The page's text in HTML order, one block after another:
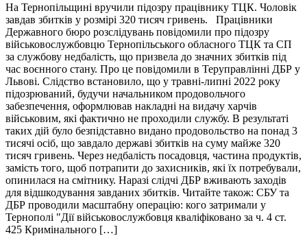
На Тернопільщині вручили підозру працівнику ТЦК. Чоловік
завдав збитків у розмірі 320 тисяч гривень. Працівники
Державного бюро розслідувань повідомили про підозру
військовослужбовцю Тернопільського обласного ТЦК та СП
за службову недбалість, що призвела до значних збитків під
час воєнного стану. Про це повідомили в Теруправлінні ДБР у
Львові. Слідство встановило, що у травні-липні 2022 року
підозрюваний, будучи начальником продовольчого
забезпечення, оформлював накладні на видачу харчів
військовим, які фактично не проходили службу. В результаті
таких дій було безпідставно видано продовольство на понад 3
тисячі осіб, що завдало державі збитків на суму майже 320
тисяч гривень. Через недбалість посадовця, частина продуктів,
замість того, щоб потрапити до захисників, які їх потребували,
опинилася на смітнику. Наразі слідчі ДБР вживають заходів
для відшкодування завданих збитків. Читайте також: СБУ та
ДБР проводили масштабну операцію: кого затримали у
Тернополі "Дії військовослужбовця кваліфіковано за ч. 4 ст.
425 Кримінального […]